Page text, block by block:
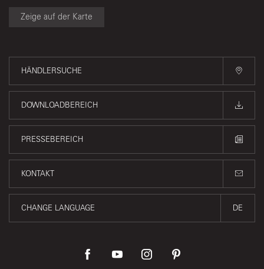
Zeige auf der Karte
HÄNDLERSUCHE
DOWNLOADBEREICH
PRESSEBEREICH
KONTAKT
CHANGE LANGUAGE DE